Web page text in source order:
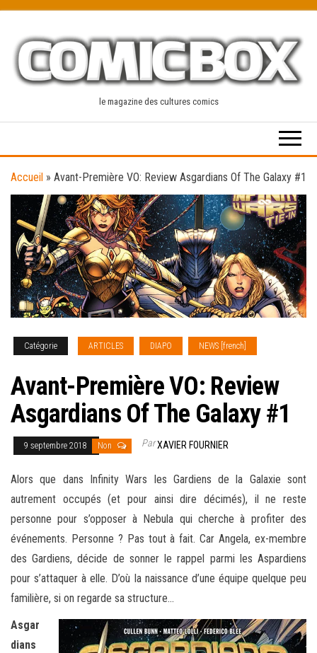
content
le magazine des cultures comics
Accueil » Avant-Première VO: Review Asgardians Of The Galaxy #1
Catégorie ARTICLES DIAPO NEWS [french]
Avant-Première VO: Review
Asgardians Of The Galaxy #1
9 septembre 2018 Non ParXAVIER FOURNIER
Alors que dans Infinity Wars les Gardiens de la Galaxie sont
autrement occupés (et pour ainsi dire décimés), il ne reste
personne pour s’opposer à Nebula qui cherche à profiter des
événements. Personne ? Pas tout à fait. Car Angela, ex-membre
des Gardiens, décide de sonner le rappel parmi les Aspardiens
pour s’attaquer à elle. D’où la naissance d’une équipe quelque peu
familière, si on regarde sa structure…
Asgar
dians